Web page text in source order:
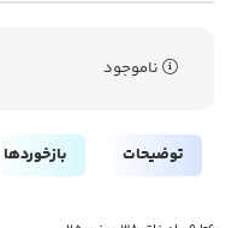
ناموجود
توضیحات بازخوردها